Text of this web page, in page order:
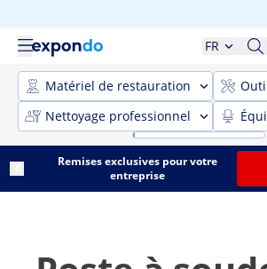
FR
Matériel de restauration
Nettoyage professionnel
Remises exclusives pour votre
entreprise